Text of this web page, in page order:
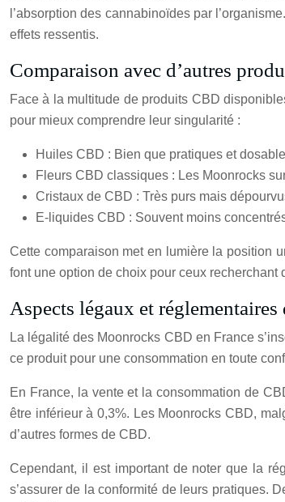
l’absorption des cannabinoïdes par
effets ressentis.
Comparaison avec d’autres
Face à la multitude de produits CBD
pour mieux comprendre leur singularité :
Huiles CBD : Bien que pratiques et
Fleurs CBD classiques : Les Moonrocks
Cristaux de CBD : Très purs mais
E-liquides CBD : Souvent moins
Cette comparaison met en lumière la position
font une option de choix pour ceux
Aspects légaux et
La légalité des Moonrocks CBD en France
ce produit pour une consommation en toute
En France, la vente et la consommation de
être inférieur à 0,3%. Les Moonrocks CBD,
d’autres formes de CBD.
Cependant, il est important de noter que la
s’assurer de la conformité de leurs pratiques.